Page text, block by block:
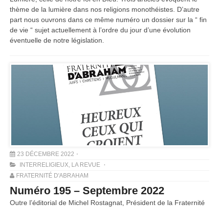
thème de la lumière dans nos religions monothéistes. D’autre
part nous ouvrons dans ce même numéro un dossier sur la “ fin
de vie “ sujet actuellement à l’ordre du jour d’une évolution
éventuelle de notre législation.
23 DÉCEMBRE 2022
INTERRELIGIEUX, LA REVUE
FRATERNITÉ D'ABRAHAM
Numéro 195 – Septembre 2022
Outre l’éditorial de Michel Rostagnat, Président de la Fraternité